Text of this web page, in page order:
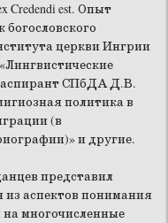
Credendi est. Опыт
церкви Ингрии
аспирант СПбДА Д.В.
политика в
(в
и другие.
представил
из аспектов понимания
на многочисленные